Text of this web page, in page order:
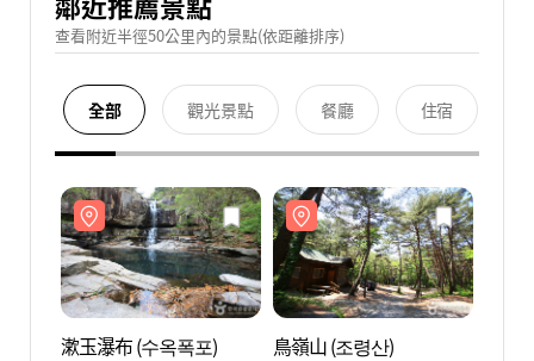
查看附近半徑50公里內的景點(依距離排序)
全部 觀光景點 餐廳 住宿
漱玉瀑布 (수옥폭포) 鳥嶺山 (조령산)